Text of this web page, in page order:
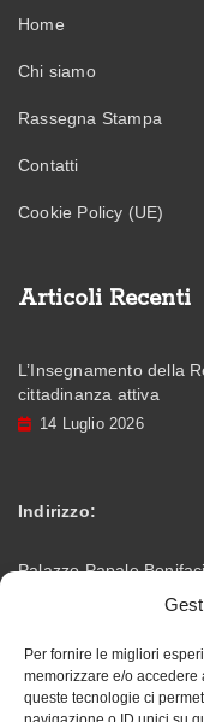
Per fornire le migliori
memorizzare e/o
queste tecnologie ci
Home
Chi siamo
Rassegna Stampa
Contatti
Cookie Policy (UE)
Articoli Recenti
L’Insegnamento della
cittadinanza attiva
14 Luglio 2026
Indirizzo:
Palazzo Papale
Email: